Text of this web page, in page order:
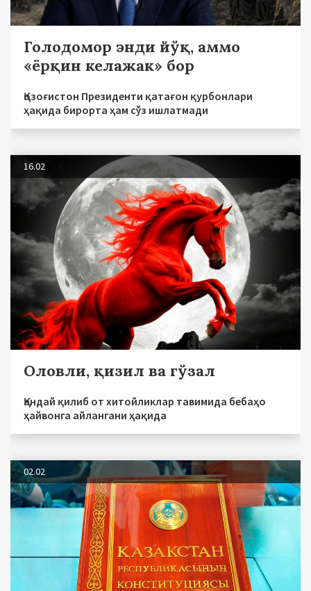
Голодомор энди йўқ, аммо
«ёрқин келажак» бор
Қозоғистон Президенти қатағон қурбонлари
ҳақида бирорта ҳам сўз ишлатмади
16.02
Оловли, қизил ва гўзал
Қандай қилиб от хитойликлар тавимида бебаҳо
ҳайвонга айлангани ҳақида
02.02